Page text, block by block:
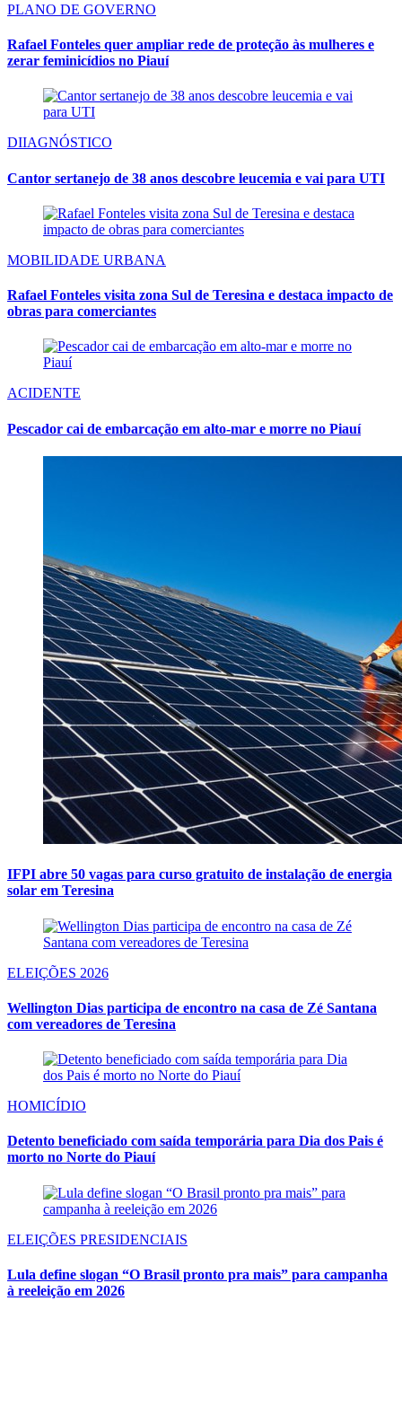
PLANO DE GOVERNO
Rafael Fonteles quer ampliar rede de proteção às mulheres e
zerar feminicídios no Piauí
DIIAGNÓSTICO
Cantor sertanejo de 38 anos descobre leucemia e vai para UTI
MOBILIDADE URBANA
Rafael Fonteles visita zona Sul de Teresina e destaca impacto de
obras para comerciantes
ACIDENTE
Pescador cai de embarcação em alto-mar e morre no Piauí
IFPI abre 50 vagas para curso gratuito de instalação de energia
solar em Teresina
ELEIÇÕES 2026
Wellington Dias participa de encontro na casa de Zé Santana
com vereadores de Teresina
HOMICÍDIO
Detento beneficiado com saída temporária para Dia dos Pais é
morto no Norte do Piauí
ELEIÇÕES PRESIDENCIAIS
Lula define slogan “O Brasil pronto pra mais” para campanha
à reeleição em 2026